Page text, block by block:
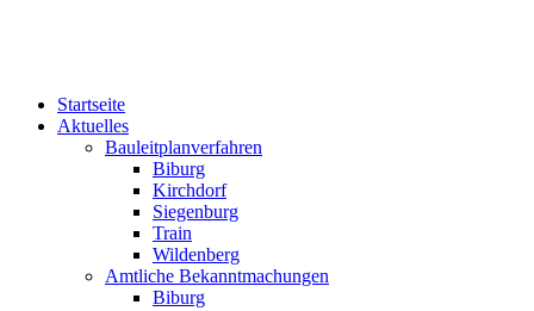
Startseite
Aktuelles
Bauleitplanverfahren
Biburg
Kirchdorf
Siegenburg
Train
Wildenberg
Amtliche Bekanntmachungen
Biburg